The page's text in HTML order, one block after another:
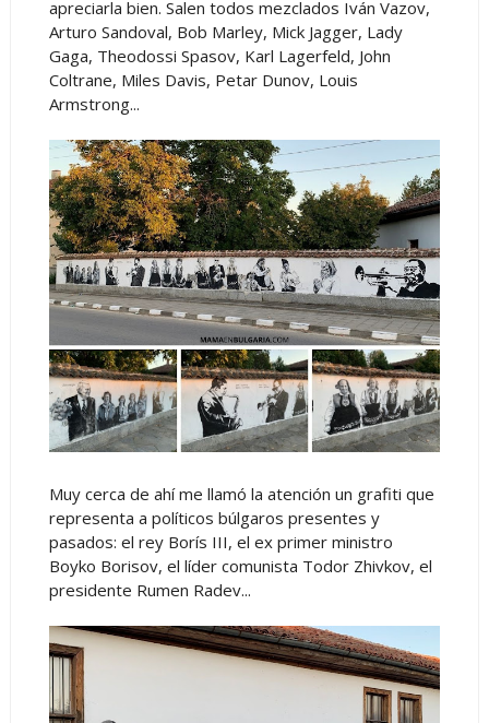
apreciarla bien. Salen todos mezclados Iván Vazov,
Arturo Sandoval, Bob Marley, Mick Jagger, Lady
Gaga, Theodossi Spasov, Karl Lagerfeld, John
Coltrane, Miles Davis, Petar Dunov, Louis
Armstrong...
Muy cerca de ahí me llamó la atención un grafiti que
representa a políticos búlgaros presentes y
pasados: el rey Borís III, el ex primer ministro
Boyko Borisov, el líder comunista Todor Zhivkov, el
presidente Rumen Radev...